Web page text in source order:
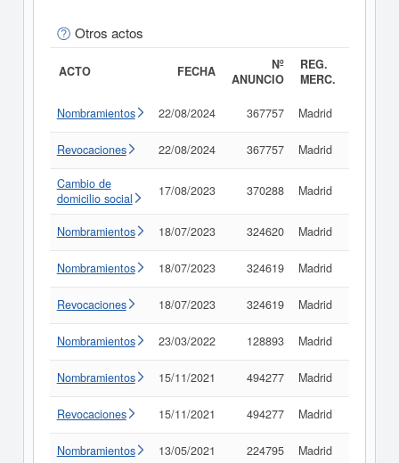
Otros actos
ACTO FECHA
Nº
ANUNCIO
REG.
MERC.
Nombramientos 22/08/2024 367757 Madrid
Revocaciones 22/08/2024 367757 Madrid
Cambio de
domicilio social
17/08/2023 370288 Madrid
Nombramientos 18/07/2023 324620 Madrid
Nombramientos 18/07/2023 324619 Madrid
Revocaciones 18/07/2023 324619 Madrid
Nombramientos 23/03/2022 128893 Madrid
Nombramientos 15/11/2021 494277 Madrid
Revocaciones 15/11/2021 494277 Madrid
Nombramientos 13/05/2021 224795 Madrid